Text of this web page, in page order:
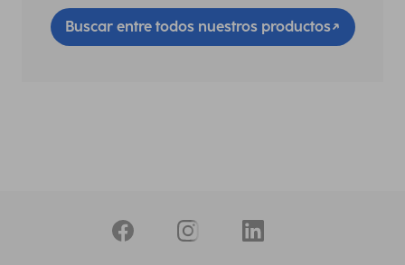
Buscar entre todos nuestros productos